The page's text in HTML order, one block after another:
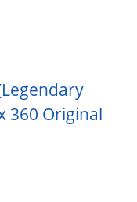
360 Original